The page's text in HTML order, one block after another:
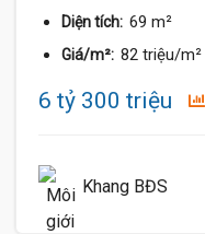
Diện tích: 69 m²
Giá/m²: 82 triệu/m²
6 tỷ 300 triệu
Khang BĐS